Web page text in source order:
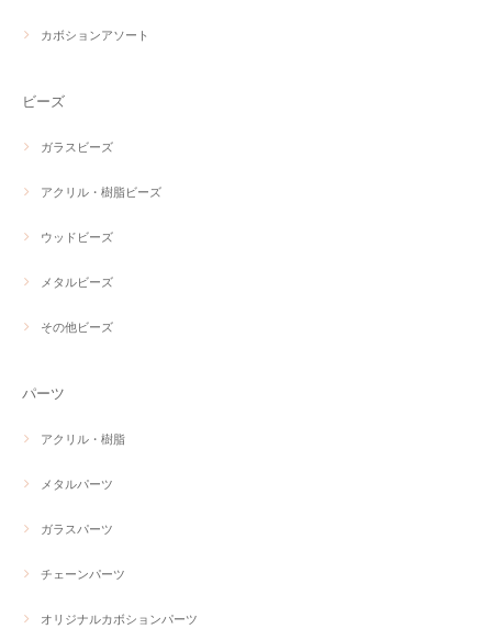
カボションアソート
ビーズ
ガラスビーズ
アクリル・樹脂ビーズ
ウッドビーズ
メタルビーズ
その他ビーズ
パーツ
アクリル・樹脂
メタルパーツ
ガラスパーツ
チェーンパーツ
オリジナルカボションパーツ